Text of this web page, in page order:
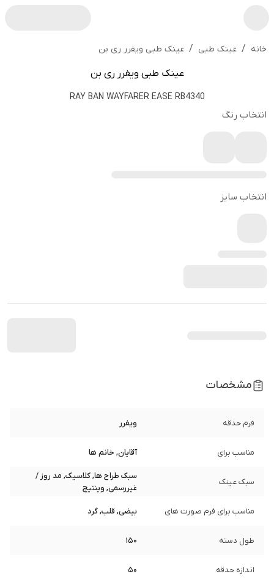
خانه / عینک طبی / عینک طبی ویفرر ری بن
عینک طبی ویفرر ری بن
RAY BAN WAYFARER EASE RB4340
انتخاب رنگ
انتخاب سایز
مشخصات
فرم حدقه ویفرر
مناسب برای آقایان, خانم ها
سبک عینک
سبک طراح ها, کلاسیک, مد روز /
غیررسمی, وینتیج
مناسب برای فرم صورت های بیضی, قلب, گرد
طول دسته 150
اندازه حدقه 50